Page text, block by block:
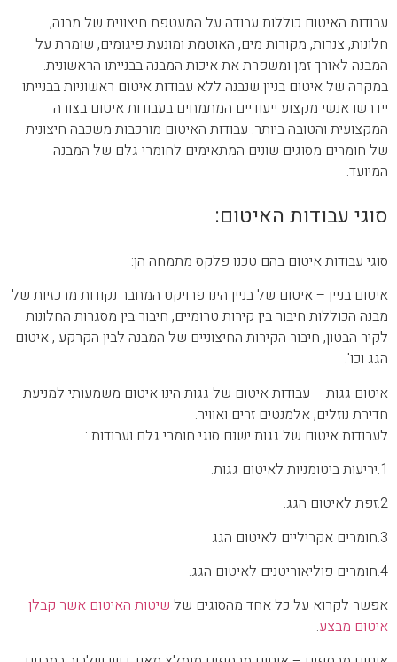
עבודות האיטום כוללות עבודה על המעטפת חיצונית של מבנה,
חלונות, צנרות, מקורות מים, האוטמת ומונעת פיגומים, שומרת על
המבנה לאורך זמן ומשפרת את איכות המבנה בבנייתו הראשונית.
במקרה של איטום בניין שנבנה ללא עבודות איטום ראשוניות בבנייתו
יידרשו אנשי מקצוע ייעודיים המתמחים בעבודות איטום בצורה
המקצועית והטובה ביותר. עבודות האיטום מורכבות משכבה חיצונית
של חומרים מסוגים שונים המתאימים לחומרי גלם של המבנה
המיועד.
סוגי עבודות האיטום:
סוגי עבודות איטום בהם טכנו פלקס מתמחה הן:
איטום בניין – איטום של בניין הינו פרויקט המחבר נקודות מרכזיות של
מבנה הכוללות חיבור בין קירות טרומיים, חיבור בין מסגרות החלונות
לקיר הבטון, חיבור הקירות החיצוניים של המבנה לבין הקרקע , איטום
הגג וכו'.
איטום גגות – עבודות איטום של גגות הינו איטום משמעותי למניעת
חדירת נוזלים, אלמנטים זרים ואוויר.
לעבודות איטום של גגות ישנם סוגי חומרי גלם ועבודות :
1.יריעות ביטומניות לאיטום גגות.
2.זפת לאיטום הגג.
3.חומרים אקריליים לאיטום הגג
4.חומרים פוליאוריטנים לאיטום הגג.
אפשר לקרוא על כל אחד מהסוגים של שיטות האיטום אשר קבלן
איטום מבצע.